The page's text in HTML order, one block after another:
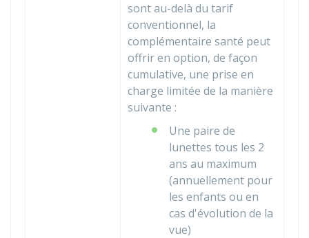
sont au-delà du tarif
conventionnel, la
complémentaire santé peut
offrir en option, de façon
cumulative, une prise en
charge limitée de la manière
suivante :
Une paire de
lunettes tous les 2
ans au maximum
(annuellement pour
les enfants ou en
cas d'évolution de la
vue)